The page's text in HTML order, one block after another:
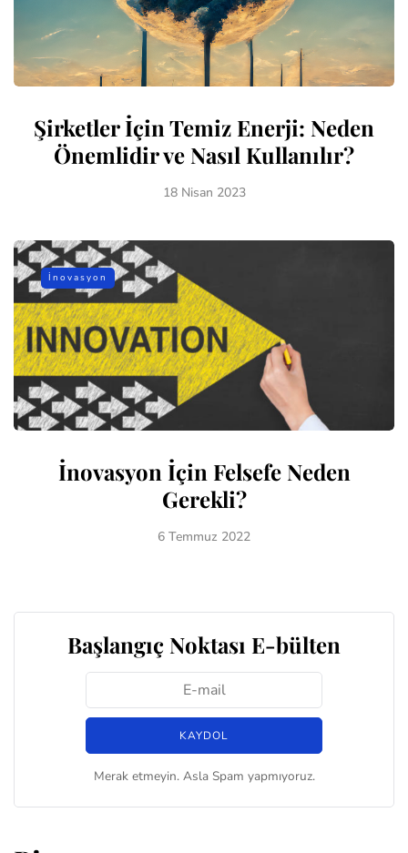
Şirketler İçin Temiz Enerji: Neden
Önemlidir ve Nasıl Kullanılır?
18 Nisan 2023
İnovasyon
İnovasyon İçin Felsefe Neden
Gerekli?
6 Temmuz 2022
Başlangıç Noktası E-bülten
Merak etmeyin. Asla Spam yapmıyoruz.